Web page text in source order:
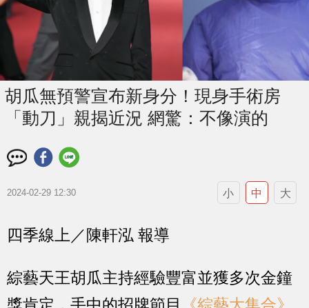
胡瓜無預警宣布新身分！現身手術房
「動刀」親揭近況 網驚：不像演的
2024-02-29 12:30 小 中 大
四季線上／陳軒泓 報導
綜藝天王胡瓜主持經驗豐富並獲多次金鐘